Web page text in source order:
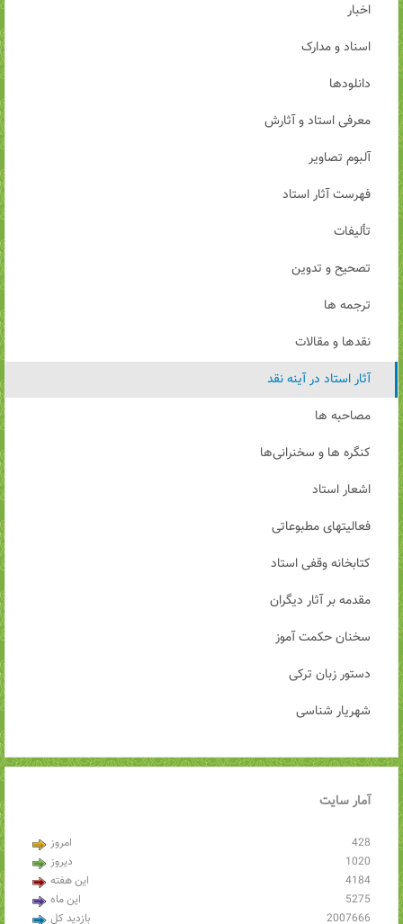
اخبار
اسناد و مدارک
دانلودها
معرفی استاد و آثارش
آلبوم تصاویر
فهرست آثار استاد
تألیفات
تصحیح و تدوین
ترجمه ها
نقدها و مقالات
آثار استاد در آینه نقد
مصاحبه ها
کنگره ها و سخنرانی‌ها
اشعار استاد
فعالیتهای مطبوعاتی
کتابخانه وقفی استاد
مقدمه بر آثار دیگران
سخنان حکمت آموز
دستور زبان ترکی
شهریار شناسی
آمارسایت
امروز
428
دیروز
1020
این هفته
4184
این ماه
5275
بازدید کل
2007666